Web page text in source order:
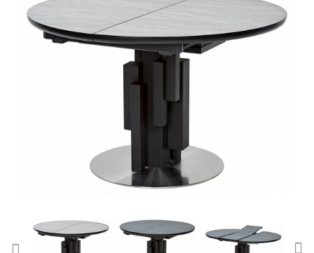
письменные
компьютерные